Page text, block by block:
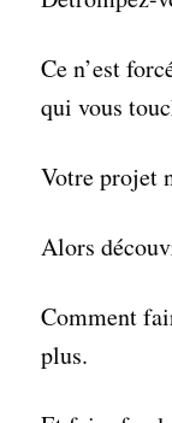
Ce n’est
qui vous
Votre projet
Alors
Comment
plus.